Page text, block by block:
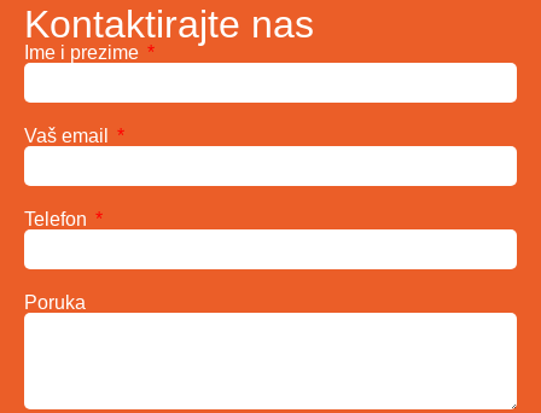
Kontaktirajte nas
Ime i prezime
Vaš email
Telefon
Poruka